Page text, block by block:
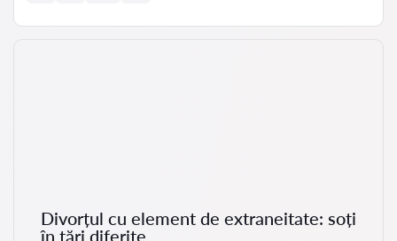
Divorțul cu element de extraneitate: soți
în țări diferite